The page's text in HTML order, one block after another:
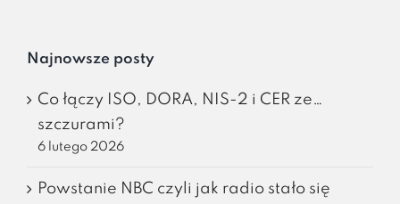
Najnowsze posty
Co łączy ISO, DORA, NIS-2 i CER ze…
szczurami?
6 lutego 2026
Powstanie NBC czyli jak radio stało się